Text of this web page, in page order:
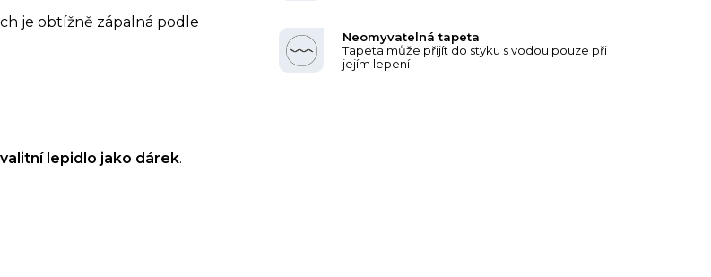
je obtížně zápalná podle
lepidlo jako dárek.
Neomyvatelná tapeta
Tapeta může přijít do styku s vodou pouze při
jejím lepení